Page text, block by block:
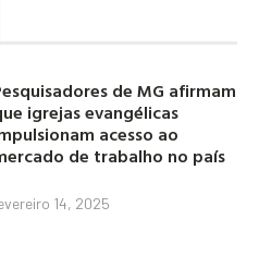
de MG afirmam
igrejas evangélicas
acesso ao
de trabalho no país
14, 2025